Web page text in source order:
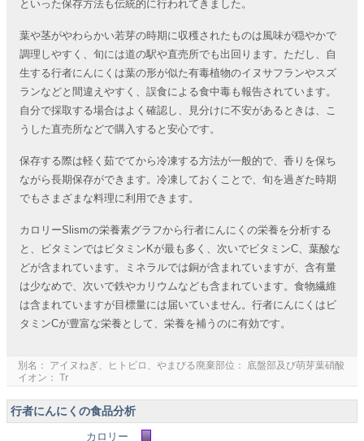
といった保存方法も伝統的に行われてきました。
葉や茎がやわらかい若芽の時期に収穫されたものは風味が穏やかで
調理しやすく、旬には道の駅や直売所でも出回ります。ただし、自
生する行者にんにくは葉の形が似た有毒植物のイヌサフランやスズ
ランなどと間違えやすく、誤食による食中毒も報告されています。
自分で採取する場合はよく確認し、見分けに不安があるときは、こ
うした直売所などで購入すると安心です。
保存する際は軽く茹でてから冷凍する方法が一般的で、香りを保ち
ながら長期保存ができます。冷凍しておくことで、旬を過ぎた時期
でもさまざまな料理に利用できます。
カロリーSlismの栄養素グラフから行者にんにくの栄養を分析する
と、ビタミンではビタミンKが最も多く、次いでビタミンC、葉酸な
どが含まれています。ミネラルでは銅が含まれていますが、含有量
は少なめで、次いで鉄やカリウムなども含まれています。食物繊維
は含まれていますが目標量には届いていません。行者にんにくはビ
タミンCが豊富な栄養として、栄養を補うのに有効です。
別名： アイヌねぎ、ヒトビロ、やまびる廃棄部位： 底盤部及び萌芽葉硝酸
イオン： Tr
行者にんにくの食品分析
カロリー